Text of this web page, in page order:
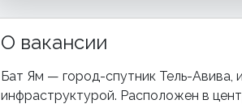
О вакансии
Бат Ям — город-спутник Тель-Авива,
инфраструктурой. Расположен в